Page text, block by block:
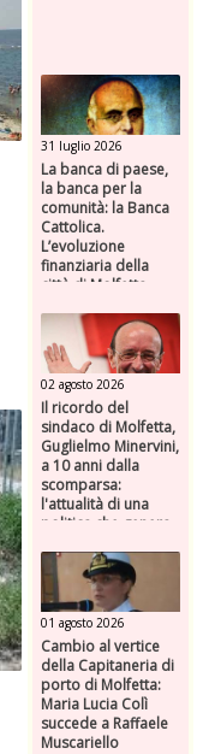
31 luglio 2026
La banca di paese,
la banca per la
comunità: la Banca
Cattolica.
L’evoluzione
finanziaria della
città di Molfetta
02 agosto 2026
Il ricordo del
sindaco di Molfetta,
Guglielmo Minervini,
a 10 anni dalla
scomparsa:
l'attualità di una
politica che genera
01 agosto 2026
Cambio al vertice
della Capitaneria di
porto di Molfetta:
Maria Lucia Colì
succede a Raffaele
Muscariello